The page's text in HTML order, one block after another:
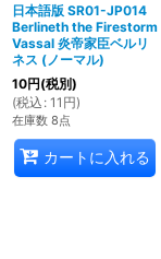
日本語版 SR01-JP014
Berlineth the Firestorm
Vassal 炎帝家臣ベルリ
ネス (ノーマル)
10円(税別)
(税込 : 11 円)
在庫数 8点
カートに入れる